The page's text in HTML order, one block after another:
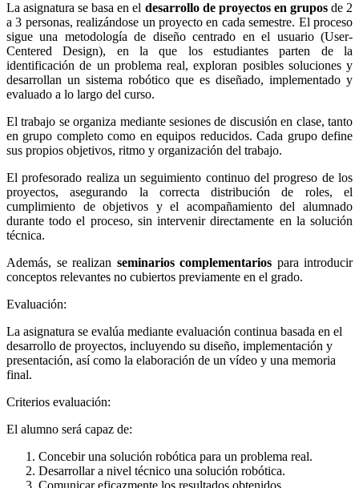
La asignatura se basa en el desarrollo de proyectos en gruposde 2
a 3 personas, realizándose un proyecto en cada semestre. El proceso
sigue una metodología de diseño centrado en el usuario (User-
Centered Design), en la que los estudiantes parten de la
identificación de un problema real, exploran posibles soluciones y
desarrollan un sistema robótico que es diseñado, implementado y
evaluado a lo largo del curso.
El trabajo se organiza mediante sesiones de discusión en clase, tanto
en grupo completo como en equipos reducidos. Cada grupo define
sus propios objetivos, ritmo y organización del trabajo.
El profesorado realiza un seguimiento continuo del progreso de los
proyectos, asegurando la correcta distribución de roles, el
cumplimiento de objetivos y el acompañamiento del alumnado
durante todo el proceso, sin intervenir directamente en la solución
técnica.
Además, se realizan seminarios complementarios para introducir
conceptos relevantes no cubiertos previamente en el grado.
Evaluación:
La asignatura se evalúa mediante evaluación continua basada en el
desarrollo de proyectos, incluyendo su diseño, implementación y
presentación, así como la elaboración de un vídeo y una memoria
final.
Criterios evaluación:
El alumno será capaz de:
Concebir una solución robótica para un problema real.
Desarrollar a nivel técnico una solución robótica.